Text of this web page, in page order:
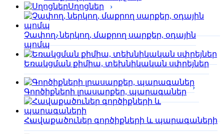
Սղոցներ
Չափող, ներկող, մաքրող սարքեր, օդային
պոմպ
Եռակցման քիմիա, տեխնիկական սփրեյներ
Գործիքների լրասարքեր, պարագաներ
Հավաքածուներ գործիքների և պարագաների